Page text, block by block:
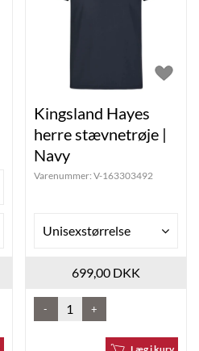
Kingsland Hayes
herre stævnetrøje |
Navy
Varenummer: V-163303492
Unisexstørrelse
699,00 DKK
- +
Læg i kurv